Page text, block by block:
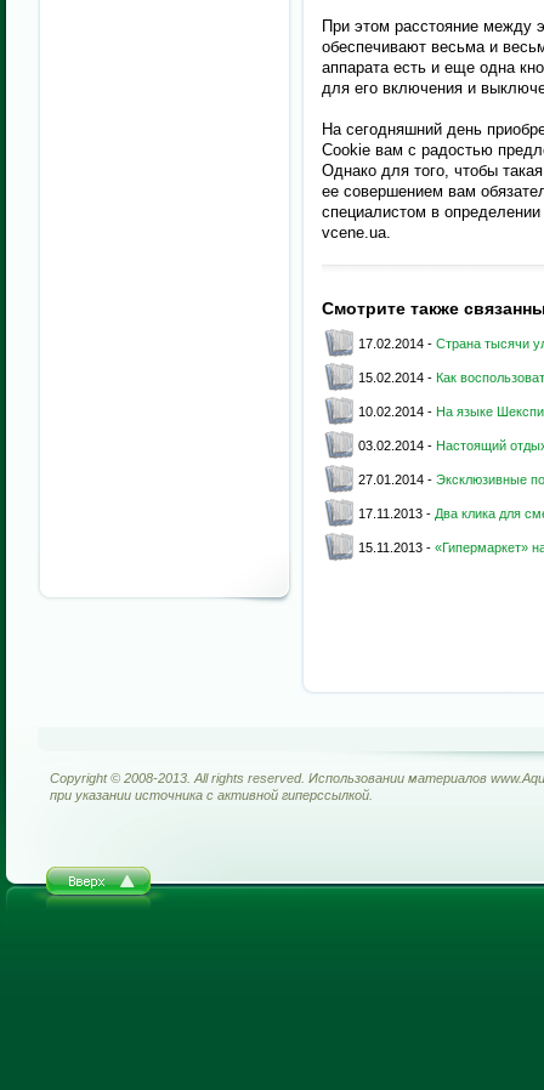
При этом расстояние между
обеспечивают весьма и
аппарата есть и еще одна
для его включения и
На сегодняшний день
Cookie вам с радостью
Однако для того, чтобы
ее совершением вам
специалистом в
vcene.ua.
Смотрите также
17.02.2014 - Страна тысячи
15.02.2014 - Как
10.02.2014 - На языке
03.02.2014 - Настоящий
27.01.2014 - Эксклюзивные
17.11.2013 - Два клика для
15.11.2013 - «Гипермаркет»
Copyright © 2008-2013. All rights reserved. Использовании материалов
при указании источника с активной гиперссылкой.